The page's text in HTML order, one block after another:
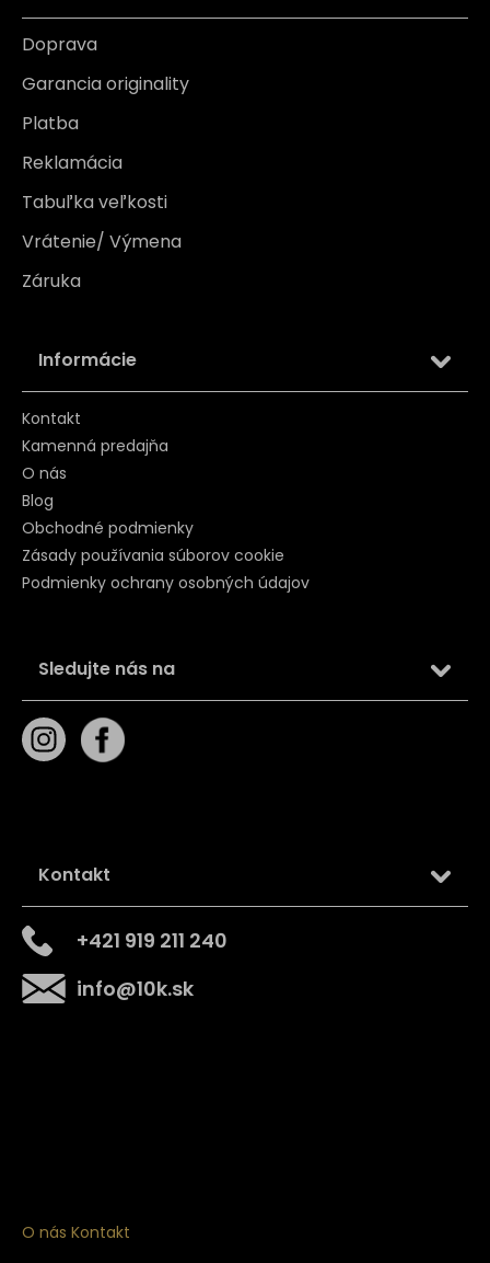
Doprava
Garancia originality
Platba
Reklamácia
Tabuľka veľkosti
Vrátenie/ Výmena
Záruka
Informácie
Kontakt
Kamenná predajňa
O nás
Blog
Obchodné podmienky
Zásady používania súborov cookie
Podmienky ochrany osobných údajov
Sledujte nás na
Kontakt
info@10k.sk
+421 919 211 240
O nás Kontakt